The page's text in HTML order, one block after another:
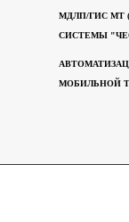
МДЛП/ГИС МТ
СИСТЕМЫ
МОБИЛЬНОЙ